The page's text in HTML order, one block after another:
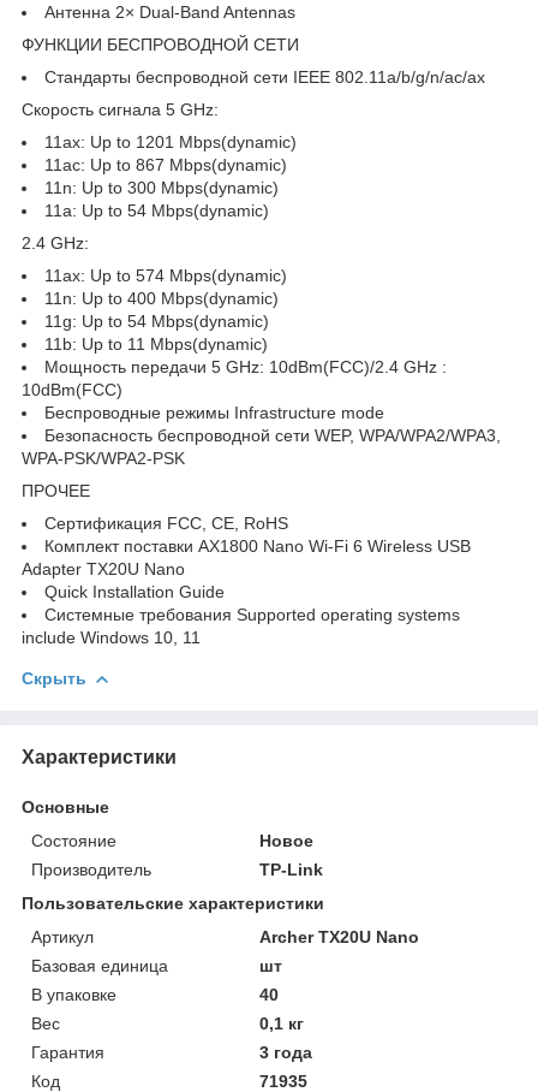
Антенна 2× Dual-Band Antennas
ФУНКЦИИ БЕСПРОВОДНОЙ СЕТИ
Стандарты беспроводной сети IEEE 802.11a/b/g/n/ac/ax
Скорость сигнала 5 GHz:
11ax: Up to 1201 Mbps(dynamic)
11ac: Up to 867 Mbps(dynamic)
11n: Up to 300 Mbps(dynamic)
11a: Up to 54 Mbps(dynamic)
2.4 GHz:
11ax: Up to 574 Mbps(dynamic)
11n: Up to 400 Mbps(dynamic)
11g: Up to 54 Mbps(dynamic)
11b: Up to 11 Mbps(dynamic)
Мощность передачи 5 GHz: 10dBm(FCC)/2.4 GHz :
10dBm(FCC)
Беспроводные режимы Infrastructure mode
Безопасность беспроводной сети WEP, WPA/WPA2/WPA3,
WPA-PSK/WPA2-PSK
ПРОЧЕЕ
Сертификация FCC, CE, RoHS
Комплект поставки AX1800 Nano Wi-Fi 6 Wireless USB
Adapter TX20U Nano
Quick Installation Guide
Системные требования Supported operating systems
include Windows 10, 11
Скрыть
Характеристики
Основные
Состояние
Новое
Производитель
TP-Link
Пользовательские характеристики
Артикул
Archer TX20U Nano
Базовая единица
шт
В упаковке
40
Вес
0,1 кг
Гарантия
3 года
Код
71935